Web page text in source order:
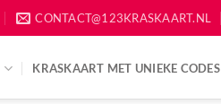
CONTACT@123KRASKAART.NL
KRASKAART MET UNIEKE CODES